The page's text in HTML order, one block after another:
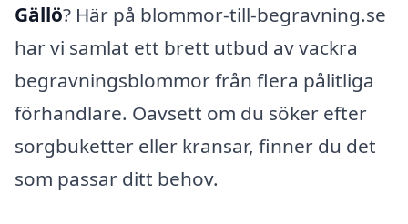
Gällö? Här på blommor-till-begravning.se
har vi samlat ett brett utbud av vackra
begravningsblommor från flera pålitliga
förhandlare. Oavsett om du söker efter
sorgbuketter eller kransar, finner du det
som passar ditt behov.